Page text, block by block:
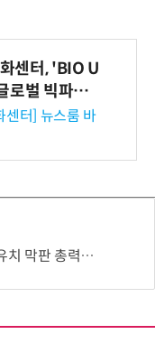
센터, 'BIO U
로벌 빅파마
미팅 지원…K
출 교두보 확
센터] 뉴스룸 바
명 추진단 확대 개편